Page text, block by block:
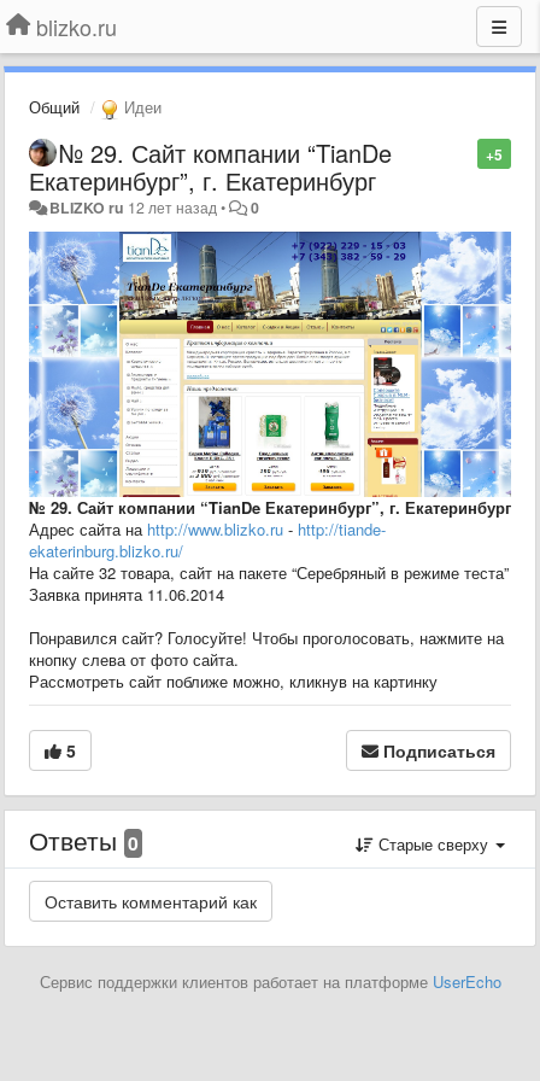
blizko.ru
Общий Идеи
+5
№ 29. Сайт компании “TianDe
Екатеринбург”, г. Екатеринбург
BLIZKO ru 12 лет назад • 0
№ 29. Сайт компании “TianDe Екатеринбург”, г. Екатеринбург
Адрес сайта на http://www.blizko.ru - http://tiande-
ekaterinburg.blizko.ru/
На сайте 32 товара, сайт на пакете “Серебряный в режиме теста”
Заявка принята 11.06.2014
Понравился сайт? Голосуйте! Чтобы проголосовать, нажмите на
кнопку слева от фото сайта.
Рассмотреть сайт поближе можно, кликнув на картинку
5 Подписаться
Ответы 0 Старые сверху
Сервис поддержки клиентов работает на платформе UserEcho